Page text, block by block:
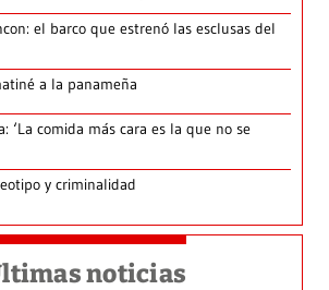
el barco que estrenó las esclusas del
a la panameña
‘La comida más cara es la que no se
y criminalidad
noticias